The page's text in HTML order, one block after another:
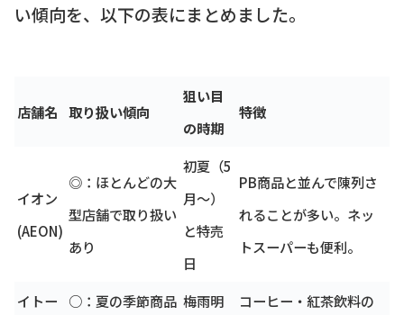
い傾向を、以下の表にまとめました。
店舗名 取り扱い傾向
狙い目
の時期
特徴
イオン
(AEON)
◎：ほとんどの大
型店舗で取り扱い
あり
初夏（5
月～）
と特売
日
PB商品と並んで陳列さ
れることが多い。ネッ
トスーパーも便利。
イトー
○：夏の季節商品 梅雨明
コーヒー・紅茶飲料の